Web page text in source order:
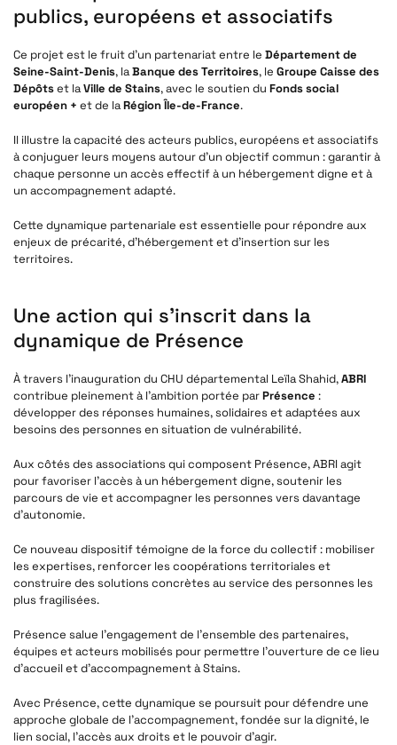
publics, européens et associatifs
Ce projet est le fruit d’un partenariat entre le Département de
Seine-Saint-Denis, laBanque des Territoires, le Groupe Caisse des
Dépôtset laVille de Stains, avec le soutien du Fonds social
européen + et de laRégion Île-de-France.
Il illustre la capacité des acteurs publics, européens et associatifs
à conjuguer leurs moyens autour d’un objectif commun : garantir à
chaque personne un accès effectif à un hébergement digne et à
un accompagnement adapté.
Cette dynamique partenariale est essentielle pour répondre aux
enjeux de précarité, d’hébergement et d’insertion sur les
territoires.
Une action qui s’inscrit dans la
dynamique de Présence
À travers l’inauguration du CHU départemental Leïla Shahid,ABRI
contribue pleinement à l’ambition portée parPrésence :
développer des réponses humaines, solidaires et adaptées aux
besoins des personnes en situation de vulnérabilité.
Aux côtés des associations qui composent Présence, ABRI agit
pour favoriser l’accès à un hébergement digne, soutenir les
parcours de vie et accompagner les personnes vers davantage
d’autonomie.
Ce nouveau dispositif témoigne de la force du collectif : mobiliser
les expertises, renforcer les coopérations territoriales et
construire des solutions concrètes au service des personnes les
plus fragilisées.
Présence salue l’engagement de l’ensemble des partenaires,
équipes et acteurs mobilisés pour permettre l’ouverture de ce lieu
d’accueil et d’accompagnement à Stains.
Avec Présence, cette dynamique se poursuit pour défendre une
approche globale de l’accompagnement, fondée sur la dignité, le
lien social, l’accès aux droits et le pouvoir d’agir.